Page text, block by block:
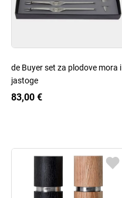
de Buyer set za plodove mora i
jastoge
83,00 €